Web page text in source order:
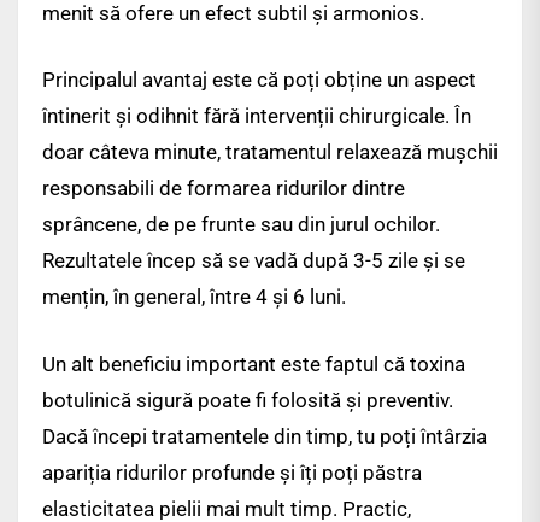
menit să ofere un efect subtil și armonios.
Principalul avantaj este că poți obține un aspect
întinerit și odihnit fără intervenții chirurgicale. În
doar câteva minute, tratamentul relaxează mușchii
responsabili de formarea ridurilor dintre
sprâncene, de pe frunte sau din jurul ochilor.
Rezultatele încep să se vadă după 3-5 zile și se
mențin, în general, între 4 și 6 luni.
Un alt beneficiu important este faptul că toxina
botulinică sigură poate fi folosită și preventiv.
Dacă începi tratamentele din timp, tu poți întârzia
apariția ridurilor profunde și îți poți păstra
elasticitatea pielii mai mult timp. Practic,